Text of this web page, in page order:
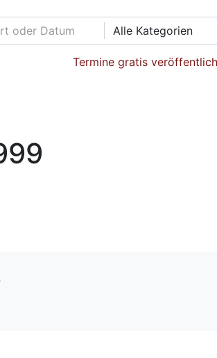
Alle Kategorien
Termine gratis